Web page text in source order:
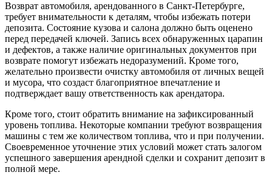
Возврат автомобиля, арендованного в Санкт-Петербурге,
требует внимательности к деталям, чтобы избежать потери
депозита. Состояние кузова и салона должно быть оценено
перед передачей ключей. Запись всех обнаруженных царапин
и дефектов, а также наличие оригинальных документов при
возврате помогут избежать недоразумений. Кроме того,
желательно произвести очистку автомобиля от личных вещей
и мусора, что создаст благоприятное впечатление и
подтверждает вашу ответственность как арендатора.
Кроме того, стоит обратить внимание на зафиксированный
уровень топлива. Некоторые компании требуют возвращения
машины с тем же количеством топлива, что и при получении.
Своевременное уточнение этих условий может стать залогом
успешного завершения арендной сделки и сохранит депозит в
полной мере.